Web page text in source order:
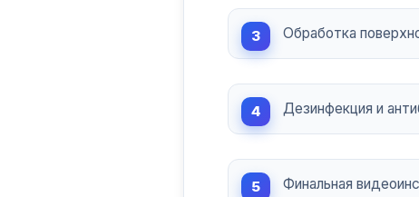
Обработка
Дезинфекция и
Финальная